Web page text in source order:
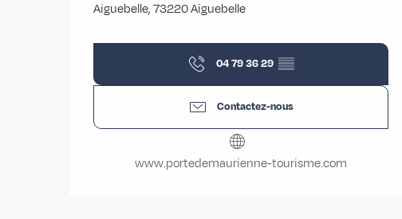
Aiguebelle, 73220 Aiguebelle
04 79 36 29 ▒▒
Contactez-nous
www.portedemaurienne-tourisme.com